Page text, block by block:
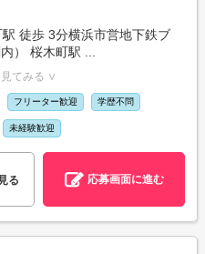
徒歩 3分横浜市営地下鉄ブ
） 桜木町駅 ...
てみる ∨
フリーター歓迎 学歴不問
未経験歓迎
る 応募画面に進む